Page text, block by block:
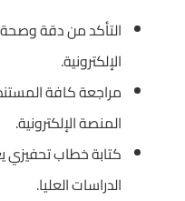
التأكد من دقة وصحة
الإلكترونية.
مراجعة كافة
المنصة الإلكترونية.
كتابة خطاب
الدراسات العليا.